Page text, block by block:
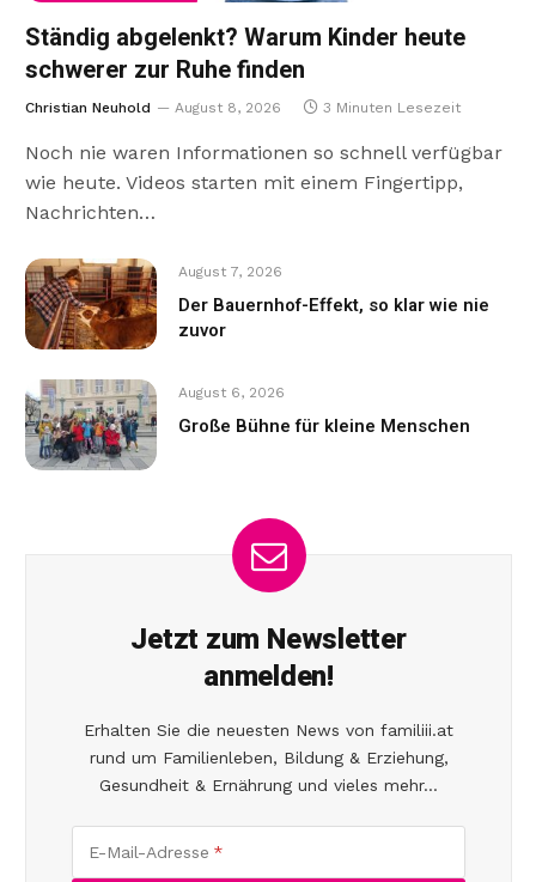
Ständig abgelenkt? Warum Kinder heute
schwerer zur Ruhe finden
Christian Neuhold August 8, 2026 3 Minuten Lesezeit
Noch nie waren Informationen so schnell verfügbar
wie heute. Videos starten mit einem Fingertipp,
Nachrichten…
August 7, 2026
Der Bauernhof-Effekt, so klar wie nie
zuvor
August 6, 2026
Große Bühne für kleine Menschen
Jetzt zum Newsletter
anmelden!
Erhalten Sie die neuesten News von familiii.at
rund um Familienleben, Bildung & Erziehung,
Gesundheit & Ernährung und vieles mehr...
E-Mail-Adresse